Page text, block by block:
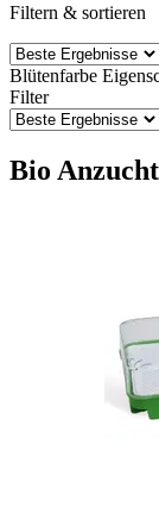
Filtern & sortieren
Blütenfarbe
Filter
Bio